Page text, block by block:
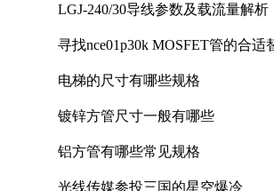
LGJ-240/30导线参数及载流量解析
寻找nce01p30k MOSFET管的合适
电梯的尺寸有哪些规格
镀锌方管尺寸一般有哪些
铝方管有哪些常见规格
光线传媒参投三国的星空爆冷